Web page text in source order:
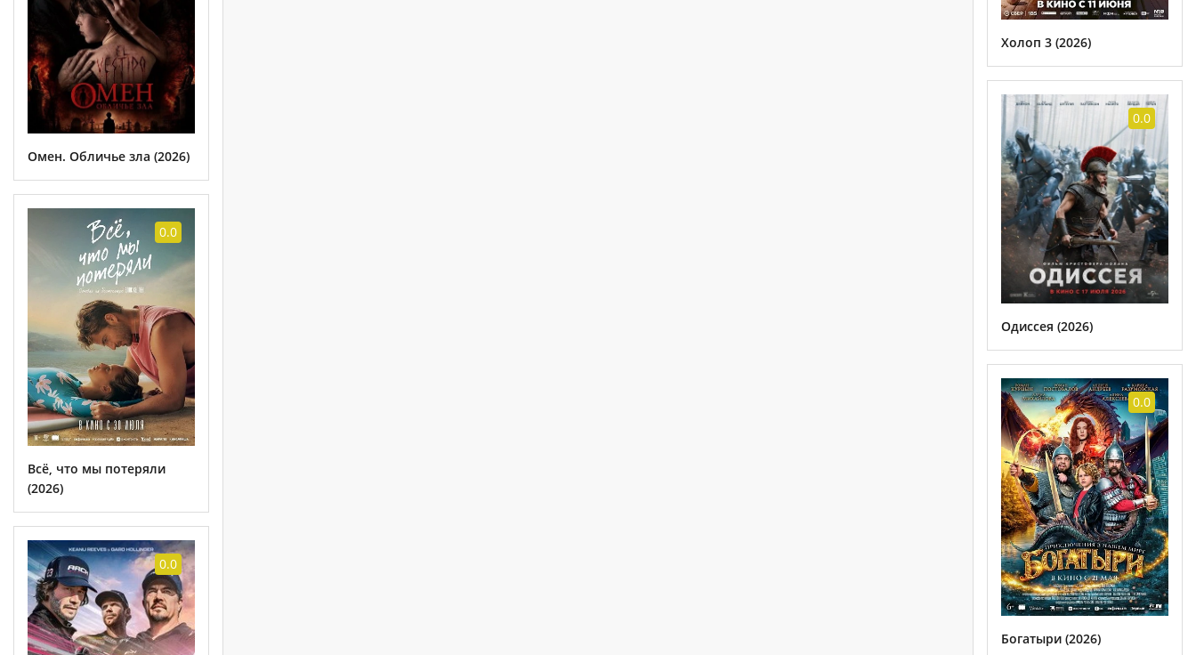
Омен. Обличье зла (2026)
0.0
Всё, что мы потеряли
(2026)
0.0
Холоп 3 (2026)
0.0
Одиссея (2026)
0.0
Богатыри (2026)